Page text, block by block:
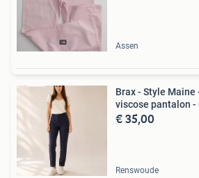
Assen
Brax - Style Maine
viscose pantalon -
€ 35,00
Renswoude